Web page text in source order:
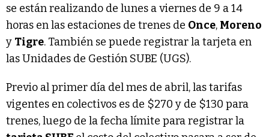
se están realizando de lunes a viernes de 9 a 14
horas en las estaciones de trenes de Once, Moreno
y Tigre. También se puede registrar la tarjeta en
las Unidades de Gestión SUBE (UGS).
Previo al primer día del mes de abril, las tarifas
vigentes en colectivos es de $270 y de $130 para
trenes, luego de la fecha límite para registrar la